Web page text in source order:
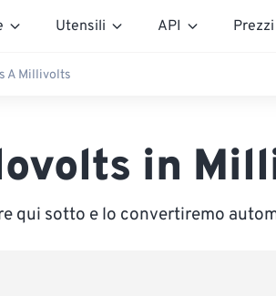
Utensili API Prezzi
A Millivolts
in
qui sotto e lo convertiremo